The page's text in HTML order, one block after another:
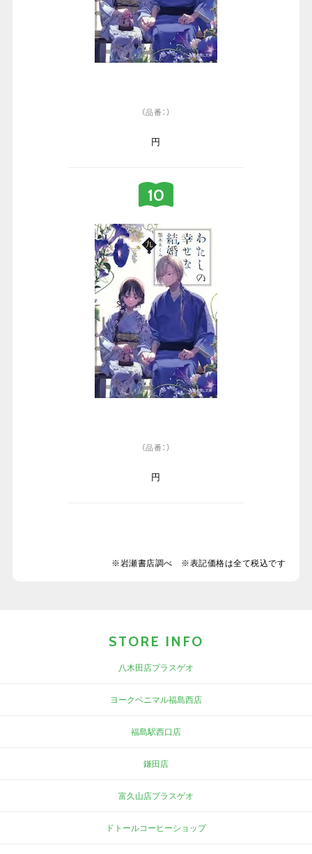
（品番：）
円
（品番：）
円
※岩瀬書店調べ ※表記価格は全て税込です
STORE INFO
八木田店プラスゲオ
ヨークベニマル福島西店
福島駅西口店
鎌田店
富久山店プラスゲオ
ドトールコーヒーショップ